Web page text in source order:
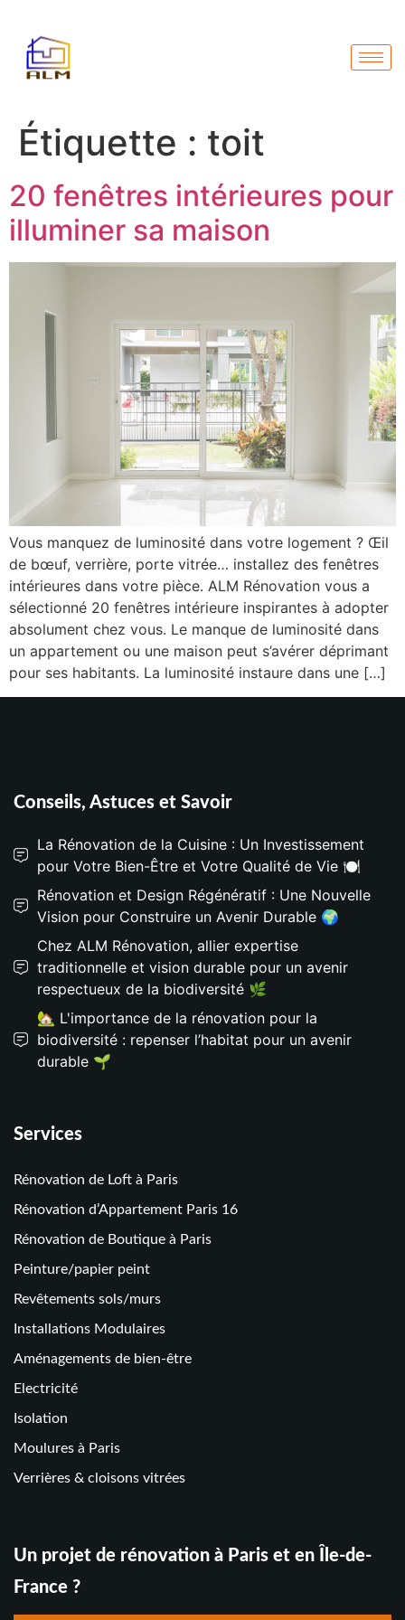
Étiquette : toit
20 fenêtres intérieures pour
illuminer sa maison
Vous manquez de luminosité dans votre logement ? Œil
de bœuf, verrière, porte vitrée… installez des fenêtres
intérieures dans votre pièce. ALM Rénovation vous a
sélectionné 20 fenêtres intérieure inspirantes à adopter
absolument chez vous. Le manque de luminosité dans
un appartement ou une maison peut s’avérer déprimant
pour ses habitants. La luminosité instaure dans une […]
Conseils, Astuces et Savoir
La Rénovation de la Cuisine : Un Investissement
pour Votre Bien-Être et Votre Qualité de Vie 🍽️
Rénovation et Design Régénératif : Une Nouvelle
Vision pour Construire un Avenir Durable 🌍
Chez ALM Rénovation, allier expertise
traditionnelle et vision durable pour un avenir
respectueux de la biodiversité 🌿
🏡 L'importance de la rénovation pour la
biodiversité : repenser l’habitat pour un avenir
durable 🌱
Services
Rénovation de Loft à Paris
Rénovation d’Appartement Paris 16
Rénovation de Boutique à Paris
Peinture/papier peint
Revêtements sols/murs
Installations Modulaires
Aménagements de bien-être
Electricité
Isolation
Moulures à Paris
Verrières & cloisons vitrées
Un projet de rénovation à Paris et en Île-de-
France ?